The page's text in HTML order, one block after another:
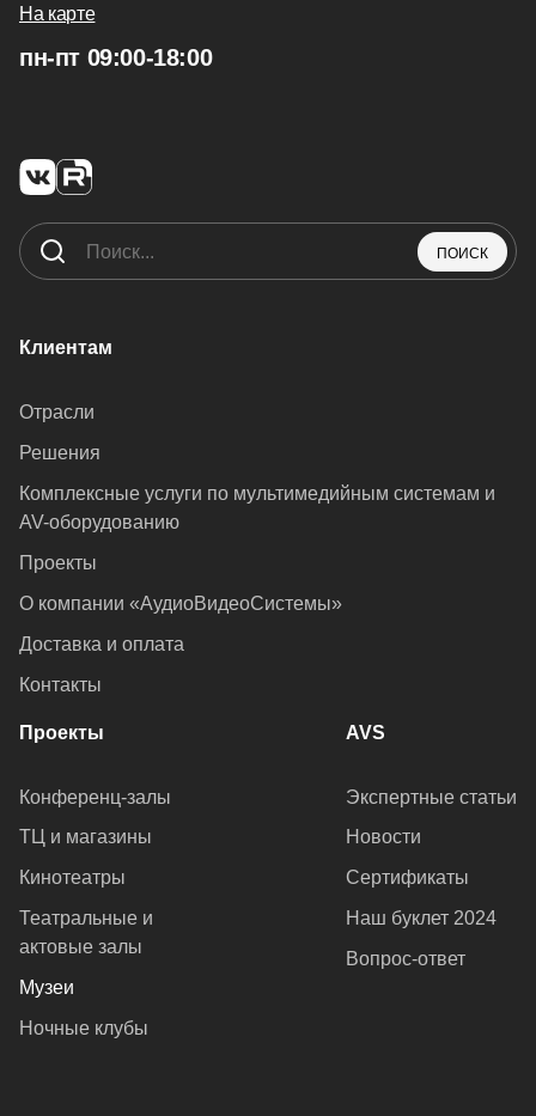
На карте
пн-пт 09:00-18:00
ПОИСК
Клиентам
Отрасли
Решения
Комплексные услуги по мультимедийным системам и
AV-оборудованию
Проекты
О компании «АудиоВидеоСистемы»
Доставка и оплата
Контакты
Проекты
Конференц-залы
ТЦ и магазины
Кинотеатры
Театральные и
актовые залы
Музеи
Ночные клубы
AVS
Экспертные статьи
Новости
Сертификаты
Наш буклет 2024
Вопрос-ответ